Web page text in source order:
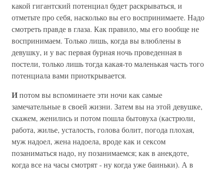
какой гигантский потенциал будет раскрываться, и
отметьте про себя, насколько вы его воспринимаете. Надо
смотреть правде в глаза. Как правило, мы его вообще не
воспринимаем. Только лишь, когда вы влюблены в
девушку, и у вас первая бурная ночь проведенная в
постели, только лишь тогда какая-то маленькая часть того
потенциала вами приоткрывается.
Ипотом вы вспоминаете эти ночи как самые
замечательные в своей жизни. Затем вы на этой девушке,
скажем, женились и потом пошла бытовуха (кастрюли,
работа, жилье, усталость, голова болит, погода плохая,
муж надоел, жена надоела, вроде как и сексом
позаниматься надо, ну позанимаемся; как в анекдоте,
когда все на часы смотрят - ну когда уже баиньки). А в